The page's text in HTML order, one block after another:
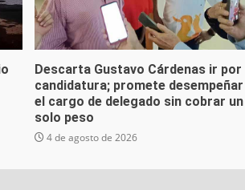
Descarta Gustavo Cárdenas ir por
candidatura; promete desempeñar
el cargo de delegado sin cobrar un
solo peso
4 de agosto de 2026